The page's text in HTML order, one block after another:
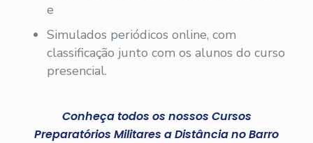
e
Simulados periódicos online, com
classificação junto com os alunos do curso
presencial.
Conheça todos os nossos Cursos
Preparatórios Militares a Distância no Barro